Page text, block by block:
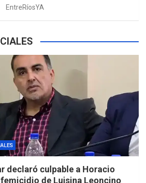
EntreRíosYA
declaró culpable a Horacio
de Luisina Leoncino